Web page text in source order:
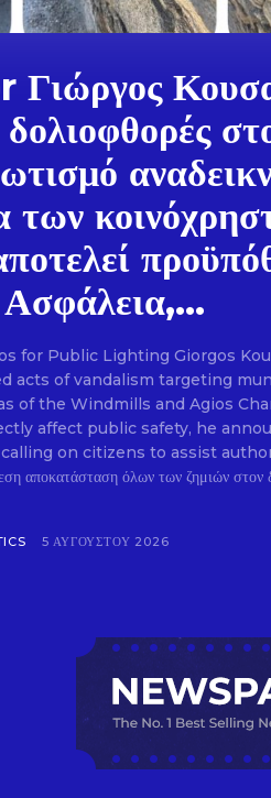
των
for Public Lighting Giorgos
acts of vandalism targeting
of the Windmills and Agios
affect public safety, he
on citizens to assist
5 ΑΥΓΟΎΣΤΟΥ 2026